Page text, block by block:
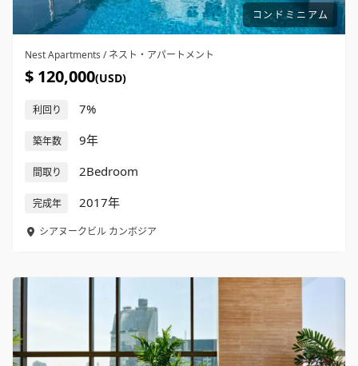
コンドミニアム
Nest Apartments / ネスト・アパートメント
$ 120,000(USD)
利回り 7%
築年数 9年
間取り 2Bedroom
完成年 2017年
シアヌークビル カンボジア